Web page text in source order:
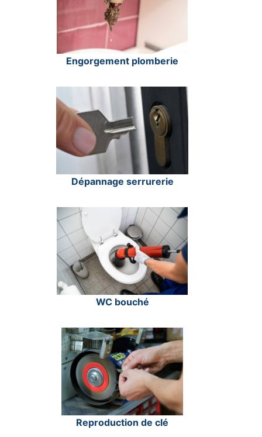
Engorgement plomberie
Dépannage serrurerie
WC bouché
Reproduction de clé